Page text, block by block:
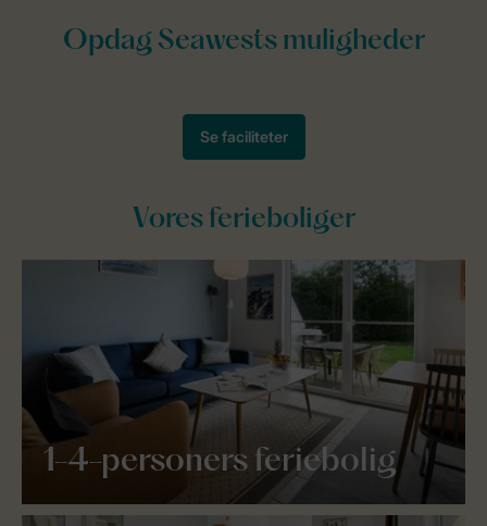
Vores ferieboliger
1-4-personers feriebolig